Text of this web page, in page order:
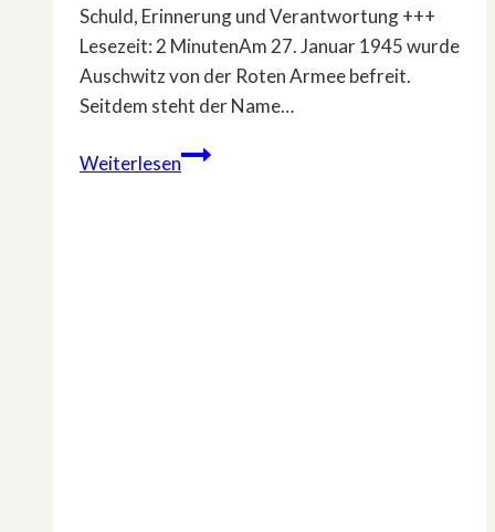
Schuld, Erinnerung und Verantwortung +++
Lesezeit: 2 MinutenAm 27. Januar 1945 wurde
Auschwitz von der Roten Armee befreit.
Seitdem steht der Name…
WeiterlesenAngebote